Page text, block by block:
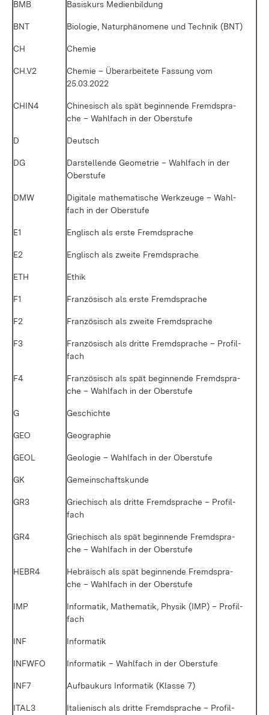
BMB Ba­sis­kurs Me­di­en­bil­dung
BNT Bio­lo­gie, Na­tur­phä­no­me­ne und Tech­nik (BNT)
CH Che­mie
CH.V2
Che­mie – Über­ar­bei­te­te Fas­sung vom
25.03.2022
CHIN4
Chi­ne­sisch als spät be­gin­nen­de Fremd­spra­
che – Wahl­fach in der Ober­stu­fe
D Deutsch
DG
Dar­stel­len­de Geo­me­trie – Wahl­fach in der
Ober­stu­fe
DMW
Di­gi­ta­le ma­the­ma­ti­sche Werk­zeu­ge – Wahl­
fach in der Ober­stu­fe
E1 Eng­lisch als ers­te Fremd­spra­che
E2 Eng­lisch als zwei­te Fremd­spra­che
ETH Ethik
F1 Fran­zö­sisch als ers­te Fremd­spra­che
F2 Fran­zö­sisch als zwei­te Fremd­spra­che
F3
Fran­zö­sisch als drit­te Fremd­spra­che – Pro­fil­
fach
F4
Fran­zö­sisch als spät be­gin­nen­de Fremd­spra­
che – Wahl­fach in der Ober­stu­fe
G Ge­schich­te
GEO Geo­gra­phie
GEOL Geo­lo­gie – Wahl­fach in der Ober­stu­fe
GK Ge­mein­schafts­kun­de
GR3
Grie­chisch als drit­te Fremd­spra­che – Pro­fil­
fach
GR4
Grie­chisch als spät be­gin­nen­de Fremd­spra­
che – Wahl­fach in der Ober­stu­fe
HE­BR4
He­brä­isch als spät be­gin­nen­de Fremd­spra­
che – Wahl­fach in der Ober­stu­fe
IMP
In­for­ma­tik, Ma­the­ma­tik, Phy­sik (IMP) – Pro­fil­
fach
INF In­for­ma­tik
INF­W­FO In­for­ma­tik – Wahl­fach in der Ober­stu­fe
INF7 Auf­bau­kurs In­for­ma­tik (Klas­se 7)
ITAL3
Ita­lie­nisch als drit­te Fremd­spra­che – Pro­fil­